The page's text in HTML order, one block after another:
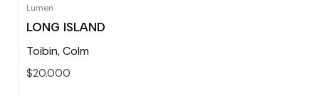
Lumen
LONG ISLAND
Toibin, Colm
$20.000